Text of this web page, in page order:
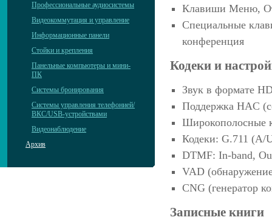
Профессиональные аудиосистемы
Видеокоммутация и управление
Информационные панели
Стойки и крепления
Панельные компьютеры и мини-
ПК
Системы бронирования
Системы управления телефонией/
ВКС/USB-устройствами
Видеонаблюдение
Архив
Клавиши Меню,
Специальные
конференция
Кодеки и
Звук в формате
Поддержка HAC
Широкополосные
Кодеки: G.711 (A/
DTMF: In-band,
VAD
CNG (генератор
Записные книги